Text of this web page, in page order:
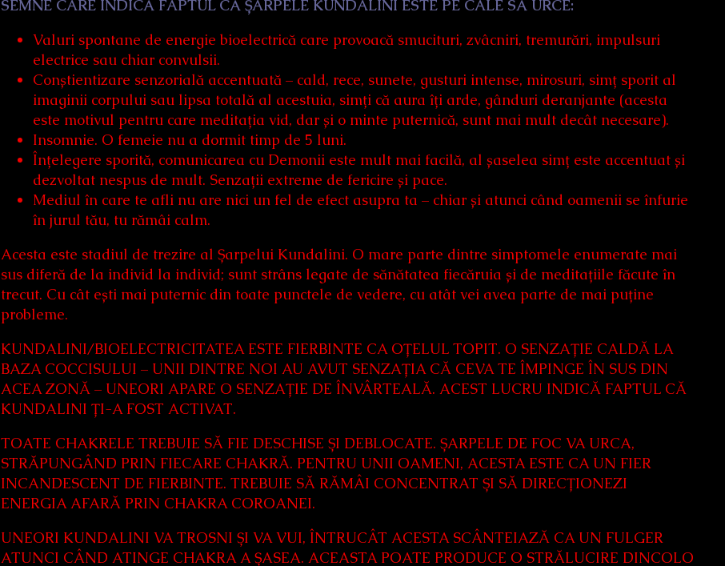
SEMNE CARE INDICĂ FAPTUL CĂ ȘARPELE KUNDALINI ESTE PE CALE SĂ URCE:
Valuri spontane de energie bioelectrică care provoacă smucituri, zvâcniri, tremurări, impulsuri
electrice sau chiar convulsii.
Conștientizare senzorială accentuată – cald, rece, sunete, gusturi intense, mirosuri, simț sporit al
imaginii corpului sau lipsa totală al acestuia, simți că aura îți arde, gânduri deranjante (acesta
este motivul pentru care meditația vid, dar și o minte puternică, sunt mai mult decât necesare).
Insomnie. O femeie nu a dormit timp de 5 luni.
Înțelegere sporită, comunicarea cu Demonii este mult mai facilă, al șaselea simț este accentuat și
dezvoltat nespus de mult. Senzații extreme de fericire și pace.
Mediul în care te afli nu are nici un fel de efect asupra ta – chiar și atunci când oamenii se înfurie
în jurul tău, tu rămâi calm.
Acesta este stadiul de trezire al Șarpelui Kundalini. O mare parte dintre simptomele enumerate mai
sus diferă de la individ la individ; sunt strâns legate de sănătatea fiecăruia și de meditațiile făcute în
trecut. Cu cât ești mai puternic din toate punctele de vedere, cu atât vei avea parte de mai puține
probleme.
KUNDALINI/BIOELECTRICITATEA ESTE FIERBINTE CA OȚELUL TOPIT. O SENZAȚIE CALDĂ LA
BAZA COCCISULUI – UNII DINTRE NOI AU AVUT SENZAȚIA CĂ CEVA TE ÎMPINGE ÎN SUS DIN
ACEA ZONĂ – UNEORI APARE O SENZAȚIE DE ÎNVÂRTEALĂ. ACEST LUCRU INDICĂ FAPTUL CĂ
KUNDALINI ȚI-A FOST ACTIVAT.
TOATE CHAKRELE TREBUIE SĂ FIE DESCHISE ȘI DEBLOCATE. ȘARPELE DE FOC VA URCA,
STRĂPUNGÂND PRIN FIECARE CHAKRĂ. PENTRU UNII OAMENI, ACESTA ESTE CA UN FIER
INCANDESCENT DE FIERBINTE. TREBUIE SĂ RĂMÂI CONCENTRAT ȘI SĂ DIRECȚIONEZI
ENERGIA AFARĂ PRIN CHAKRA COROANEI.
UNEORI KUNDALINI VA TROSNI ȘI VA VUI, ÎNTRUCÂT ACESTA SCÂNTEIAZĂ CA UN FULGER
ATUNCI CÂND ATINGE CHAKRA A ȘASEA. ACEASTA POATE PRODUCE O STRĂLUCIRE DINCOLO